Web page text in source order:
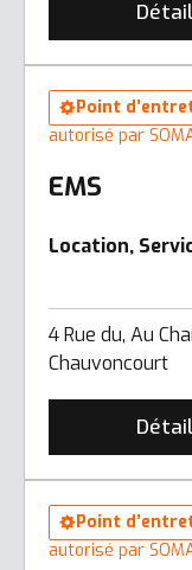
Point
autorisé par
EMS
Location,
4 Rue du, Au
Chauvoncourt
Point
autorisé par